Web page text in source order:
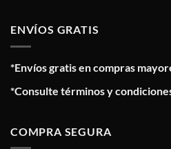
ENVÍOS GRATIS
*Envíos gratis en compras
*Consulte términos y
COMPRA SEGURA